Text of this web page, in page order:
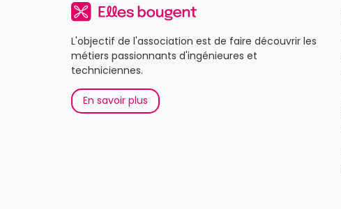
L'objectif de l'association est de faire découvrir les
métiers passionnants d'ingénieures et
techniciennes.
En savoir plus